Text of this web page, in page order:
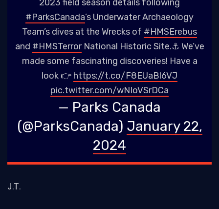
2023 field season details following
#ParksCanada’s Underwater Archaeology
Team’s dives at the Wrecks of #HMSErebus
and #HMSTerrorNational Historic Site.⚓ We’ve
made some fascinating discoveries! Have a
look 👉 https://t.co/F8EUaBl6VJ
pic.twitter.com/wNIoVSrDCa
— Parks Canada
(@ParksCanada) January 22,
2024
J.T.